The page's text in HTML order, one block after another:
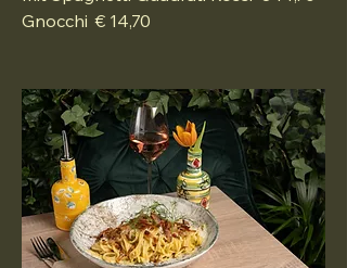
Gnocchi € 14,70